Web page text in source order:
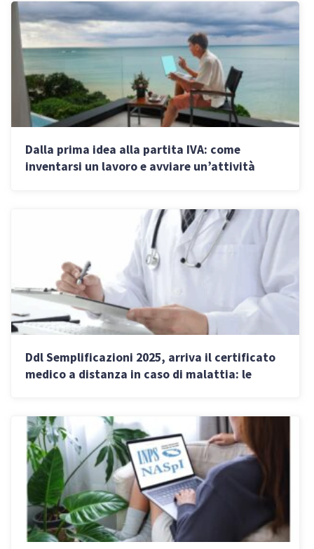
Dalla prima idea alla partita IVA: come
inventarsi un lavoro e avviare un’attività
Ddl Semplificazioni 2025, arriva il certificato
medico a distanza in caso di malattia: le